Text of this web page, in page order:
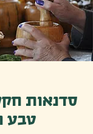
סדנאות
טבע